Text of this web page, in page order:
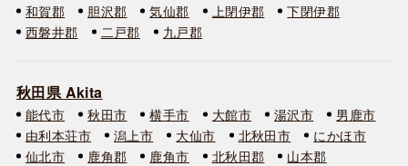
和賀郡
胆沢郡 気仙郡 上閉伊郡
下閉伊郡
西磐井郡
二戸郡 九戸郡
秋田県 Akita
能代市 秋田市 横手市 大館市 湯沢市
男鹿市
由利本荘市
潟上市 大仙市 北秋田市
にかほ市
仙北市
鹿角郡 鹿角市 北秋田郡
山本郡